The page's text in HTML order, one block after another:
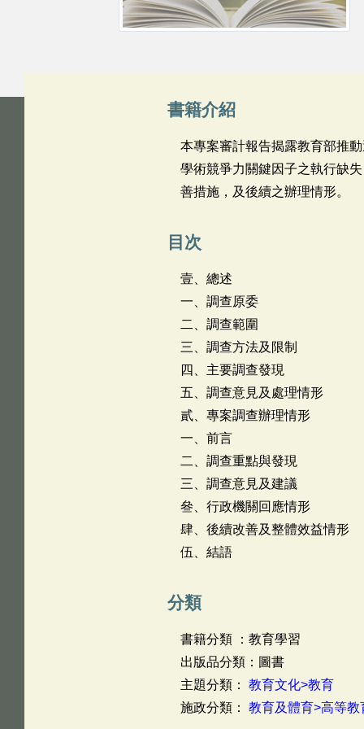
書籍介紹
本專案審計報告揭露教育部推
學術競爭力關鍵因子之執行缺
善措施，及後續之辦理情形。
目次
壹、總述
一、調查原委
二、調查範圍
三、調查方法及限制
四、主要調查發現
五、調查意見及處理情形
貳、專案調查辦理情形
一、前言
二、調查重點與發現
三、調查意見及建議
叄、行政機關回應情形
肆、後續改善及整體效益情形
伍、結語
分類
書籍分類 ：教育學習
出版品分類：圖書
主題分類： 教育文化>教育
施政分類： 教育及體育>高等教